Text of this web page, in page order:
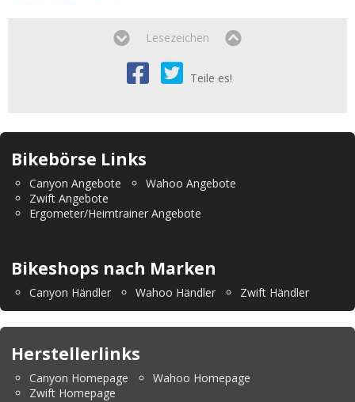
Lesezeichen
Teile es!
Bikebörse Links
Canyon Angebote
Wahoo Angebote
Zwift Angebote
Ergometer/Heimtrainer Angebote
Bikeshops nach Marken
Canyon Händler Wahoo Händler Zwift Händler
Herstellerlinks
Canyon Homepage
Wahoo Homepage
Zwift Homepage